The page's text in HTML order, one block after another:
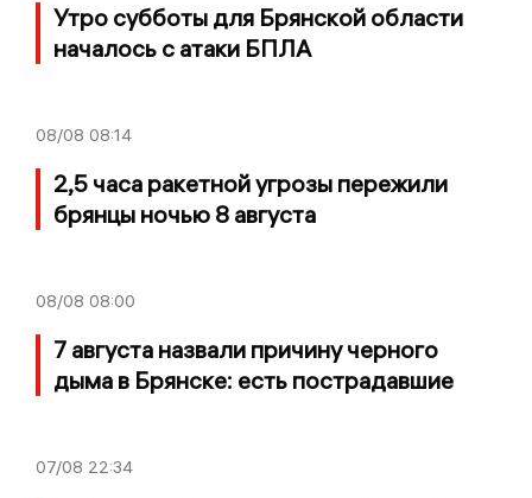
Утро субботы для Брянской области
началось с атаки БПЛА
08/08 08:14
2,5 часа ракетной угрозы пережили
брянцы ночью 8 августа
08/08 08:00
7 августа назвали причину черного
дыма в Брянске: есть пострадавшие
07/08 22:34